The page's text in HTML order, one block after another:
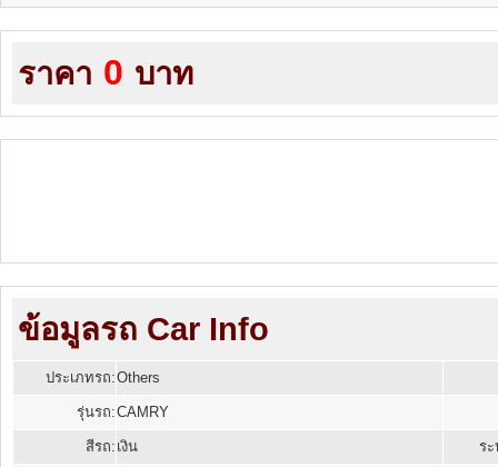
ราคา 0 บาท
ข้อมูลรถ Car Info
ประเภทรถ:Others
รุ่นรถ:CAMRY
สีรถ: เงิน
ระ